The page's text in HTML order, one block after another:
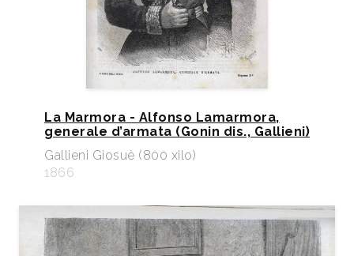
La Marmora - Alfonso Lamarmora,
generale d’armata (Gonin dis., Gallieni)
Gallieni Giosuè (800 xilo)
1866